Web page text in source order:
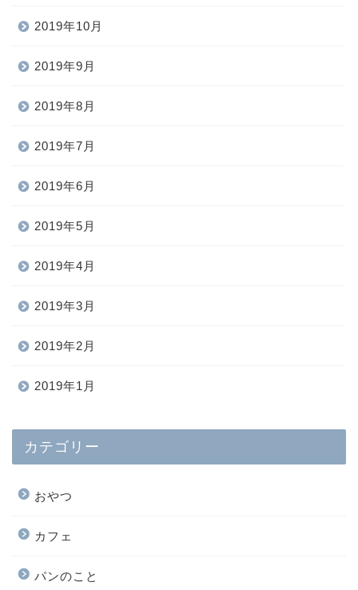
2019年10月
2019年9月
2019年8月
2019年7月
2019年6月
2019年5月
2019年4月
2019年3月
2019年2月
2019年1月
カテゴリー
おやつ
カフェ
パンのこと